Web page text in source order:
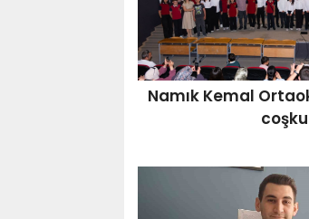
Namık Kemal